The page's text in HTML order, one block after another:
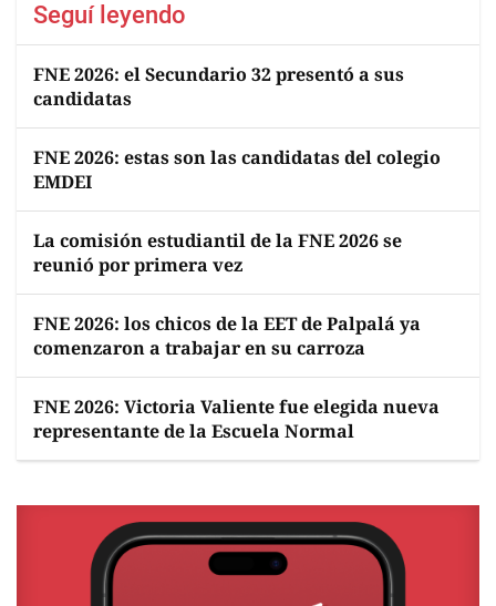
Seguí leyendo
FNE 2026: el Secundario 32 presentó a sus
candidatas
FNE 2026: estas son las candidatas del colegio
EMDEI
La comisión estudiantil de la FNE 2026 se
reunió por primera vez
FNE 2026: los chicos de la EET de Palpalá ya
comenzaron a trabajar en su carroza
FNE 2026: Victoria Valiente fue elegida nueva
representante de la Escuela Normal